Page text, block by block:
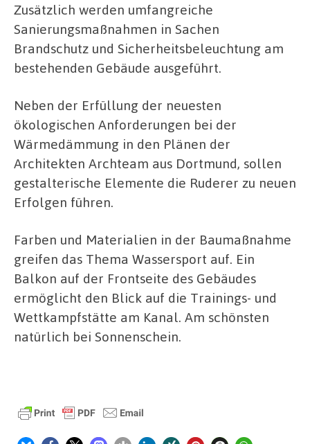
Zusätzlich werden umfangreiche
Sanierungsmaßnahmen in Sachen
Brandschutz und Sicherheitsbeleuchtung am
bestehenden Gebäude ausgeführt.
Neben der Erfüllung der neuesten
ökologischen Anforderungen bei der
Wärmedämmung in den Plänen der
Architekten Archteam aus Dortmund, sollen
gestalterische Elemente die Ruderer zu neuen
Erfolgen führen.
Farben und Materialien in der Baumaßnahme
greifen das Thema Wassersport auf. Ein
Balkon auf der Frontseite des Gebäudes
ermöglicht den Blick auf die Trainings- und
Wettkampfstätte am Kanal. Am schönsten
natürlich bei Sonnenschein.